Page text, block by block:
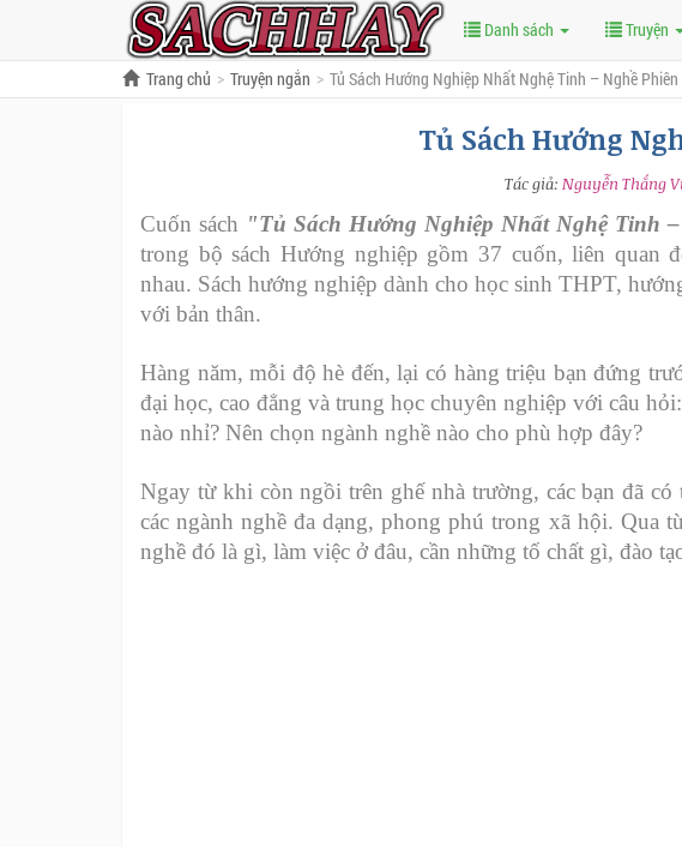
Danh sách Truyện
Trang chủ Truyện ngắn Tủ Sách Hướng Nghiệp Nhất Nghệ Tinh – Nghề Phiên
Tủ Sách Hướng
Tác giả: Nguyễn Thắng
Cuốn sách "Tủ Sách Hướng Nghiệp Nhất Nghệ Tinh
trong bộ sách Hướng nghiệp gồm 37 cuốn, liên quan
nhau. Sách hướng nghiệp dành cho học sinh THPT,
với bản thân.
Hàng năm, mỗi độ hè đến, lại có hàng triệu bạn đứng
đại học, cao đẳng và trung học chuyên nghiệp với câu
nào nhỉ? Nên chọn ngành nghề nào cho phù hợp đây?
Ngay từ khi còn ngồi trên ghế nhà trường, các bạn đã
các ngành nghề đa dạng, phong phú trong xã hội. Qua
nghề đó là gì, làm việc ở đâu, cần những tố chất gì, đào